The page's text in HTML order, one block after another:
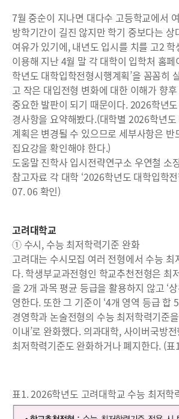
7월 중순이 지나면 대다수 고등학교에서
방학기간이 길진 않지만 학기 중보다는 상
여유가 있기에, 내년도 입시를 치를 고2
이용해 지난 4월 말 각 대학이 입학처 홈
학년도 대학입학전형시행계획’을 꼼꼼히
고 작은 대입전형 변화에 대한 이해가 향
중요한 발판이 되기 때문이다. 2026학년
경사항을 요약해봤다.(대학별 2026학년
계획은 변경될 수 있으므로 세부사항은
집요강을 확인해야 한다.)
도움말 진학사 입시전략연구소 우연철 소
참고자료 각 대학 ‘2026학년도 대학입학
07. 06 확인)
고려대학교
① 수시, 수능 최저학력기준 완화
고려대는 수시모집 여러 전형에서 수능
다. 학생부교과전형인 학교추천전형은 최
을 2개 과목 평균 등급을 활용하지 않고 ‘
영한다. 또한 그 기준이 ‘4개 영역 등급 합
경영학과 논술전형의 수능 최저학력기준
이내’로 완화했다. 의과대학, 사이버국방
최저학력기준도 완화하거나 폐지한다. (표
표1. 2026학년도 고려대학교 수능 최저학